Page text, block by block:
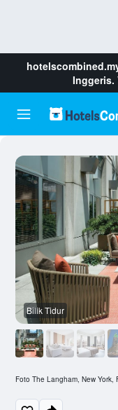
Inggeris.
Bilik Tidur
Foto The Langham, New York,